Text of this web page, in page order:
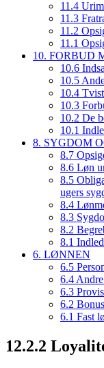
11.4
11.3
11.2
11.1
10. FORBUD
10.6
10.5
10.4
10.3
10.2 De
10.1
8. SYGDOM
8.7
8.6 Løn
8.5
ugers
8.4
8.3
8.2
8.1
6. LØNNEN
6.5
6.4
6.3
6.2 Bonus
6.1 Fast
12.2.2